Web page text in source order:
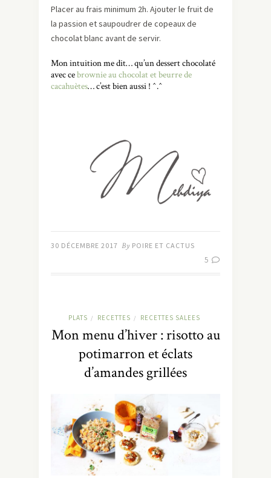
Placer au frais minimum 2h. Ajouter le fruit de
la passion et saupoudrer de copeaux de
chocolat blanc avant de servir.
Mon intuition me dit… qu’un dessert chocolaté
avec cebrownie au chocolat et beurre de
cacahuètes… c’est bien aussi ! ^.^
30 DÉCEMBRE 2017 By POIRE ET CACTUS
5
PLATS / RECETTES / RECETTES SALEES
Mon menu d’hiver : risotto au
potimarron et éclats
d’amandes grillées